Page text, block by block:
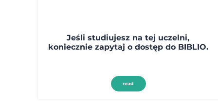
Jeśli studiujesz na tej uczelni,
koniecznie zapytaj o dostęp do BIBLIO.
read